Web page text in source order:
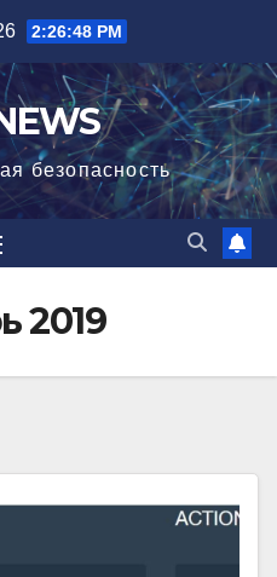
2:26:48 PM
безопаcность
2019